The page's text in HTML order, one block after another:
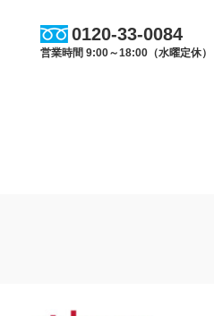
0120-33-0084
営業時間 9:00～18:00（水曜定休）